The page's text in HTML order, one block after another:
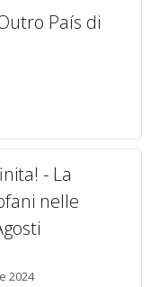
País di
- La
nelle
2024